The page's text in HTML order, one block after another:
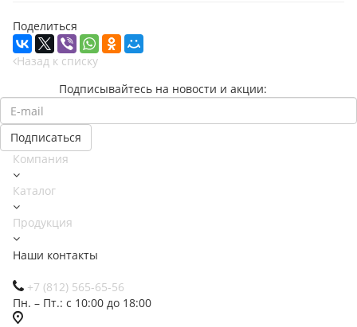
Поделиться
Назад к списку
Подписывайтесь на новости и акции:
Компания
Каталог
Продукция
Наши контакты
+7 (812) 565-65-56
Пн. – Пт.: с 10:00 до 18:00